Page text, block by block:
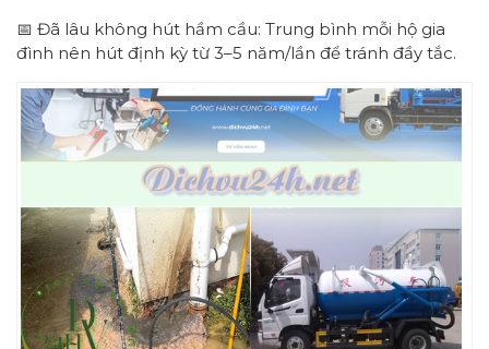
📅 Đã lâu không hút hầm cầu: Trung bình mỗi hộ gia
đình nên hút định kỳ từ 3–5 năm/lần để tránh đầy tắc.